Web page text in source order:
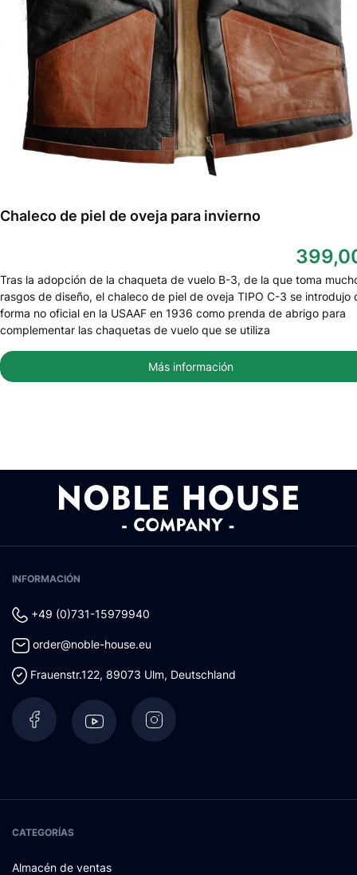
Chaleco de piel de oveja para invierno
Tras la adopción de la chaqueta de vuelo B-3, de la que toma
rasgos de diseño, el chaleco de piel de oveja TIPO C-3 se introdujo
forma no oficial en la USAAF en 1936 como prenda de abrigo para
complementar las chaquetas de vuelo que se utiliza
Más información
INFORMACIÓN
+49 (0)731-15979940
order@noble-house.eu
Frauenstr.122, 89073 Ulm, Deutschland
CATEGORÍAS
Almacén de ventas